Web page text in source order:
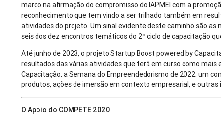
marco na afirmação do compromisso do IAPMEI com a
reconhecimento que tem vindo a ser trilhado também em
atividades do projeto. Um sinal evidente deste caminho são as
seis dos dez encontros temáticos do 2º ciclo de capacitação
Até junho de 2023, o projeto Startup Boost powered by
resultados das várias atividades que terá em curso como mais
Capacitação, a Semana do Empreendedorismo de 2022, um
produtos, ações de imersão em contexto empresarial, e outras
O Apoio do COMPETE 2020